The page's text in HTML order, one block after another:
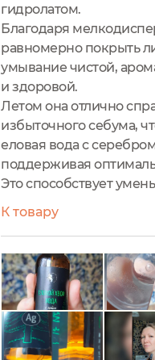
гидролатом.
Благодаря
равномерно покрыть
умывание чистой,
и здоровой.
Летом она отлично
избыточного себума,
еловая вода с
поддерживая
Это способствует
К товару